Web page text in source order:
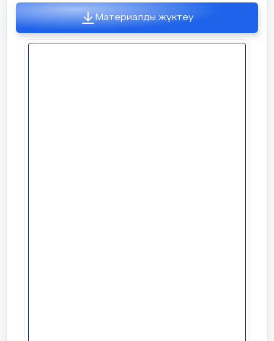
г) мода
3. Берілгендер қатарының ең үлкен
Материалды жүктеу